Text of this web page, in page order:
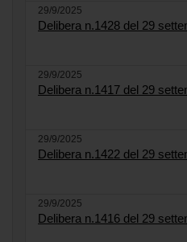
29/9/2025
Delibera n.1428 del 29
29/9/2025
Delibera n.1417 del 29
29/9/2025
Delibera n.1422 del 29
29/9/2025
Delibera n.1416 del 29